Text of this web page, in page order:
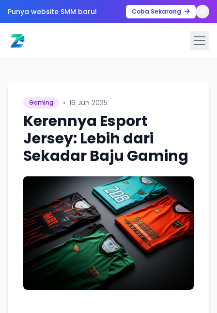
Punya website SMM baru! Coba Sekarang
Gaming • 16 Jun 2025
Kerennya Esport
Jersey: Lebih dari
Sekadar Baju Gaming